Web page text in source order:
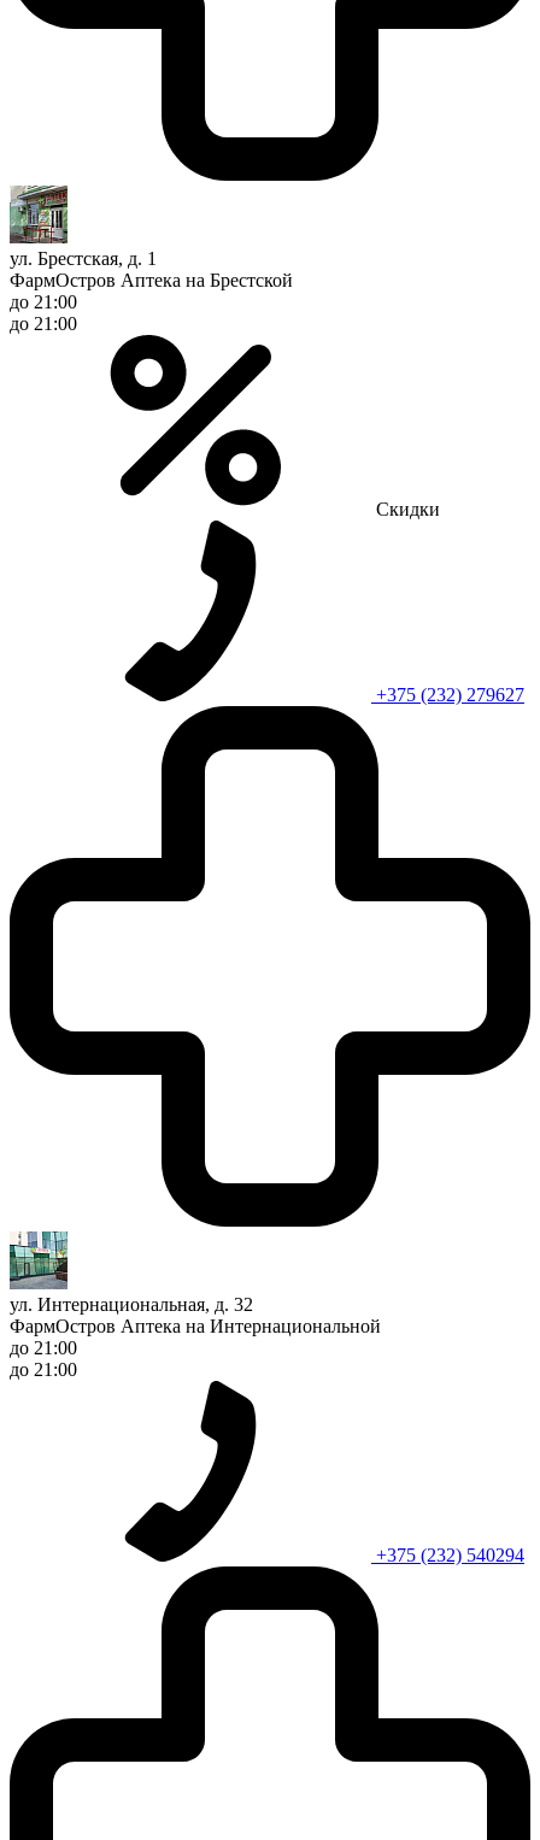
ул. Брестская, д. 1
ФармОстров Аптека на Брестской
до 21:00
до 21:00
Скидки
+375 (232) 279627
ул. Интернациональная, д. 32
ФармОстров Аптека на Интернациональной
до 21:00
до 21:00
+375 (232) 540294